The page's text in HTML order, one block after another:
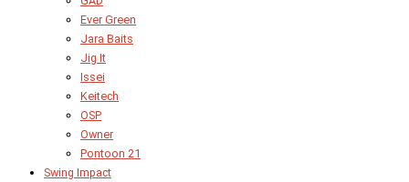
Ever Green
Jara Baits
Jig It
Issei
Keitech
OSP
Owner
Pontoon 21
Swing Impact